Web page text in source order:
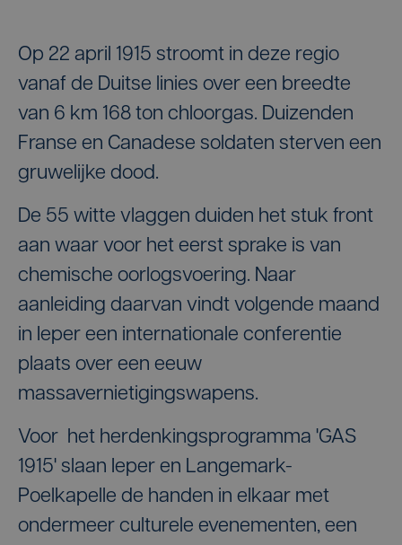
Op 22 april 1915 stroomt in deze regio
vanaf de Duitse linies over een breedte
van 6 km 168 ton chloorgas. Duizenden
Franse en Canadese soldaten sterven een
gruwelijke dood.
De 55 witte vlaggen duiden het stuk front
aan waar voor het eerst sprake is van
chemische oorlogsvoering. Naar
aanleiding daarvan vindt volgende maand
in Ieper een internationale conferentie
plaats over een eeuw
massavernietigingswapens.
Voor het herdenkingsprogramma 'GAS
1915' slaan Ieper en Langemark-
Poelkapelle de handen in elkaar met
ondermeer culturele evenementen, een